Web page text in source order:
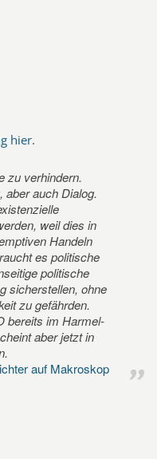
hier.
zu verhindern.
aber auch Dialog.
weil dies in
Handeln
es politische
politische
sicherstellen, ohne
zu gefährden.
bereits im Harmel-
aber jetzt in
auf Makroskop